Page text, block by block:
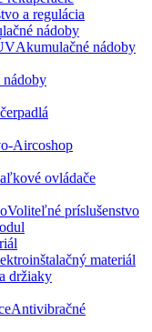
a regulácia
nádoby
Akumulačné nádoby
nádoby
ovládače
Voliteľné príslušenstvo
materiál
držiaky
Antivibračné